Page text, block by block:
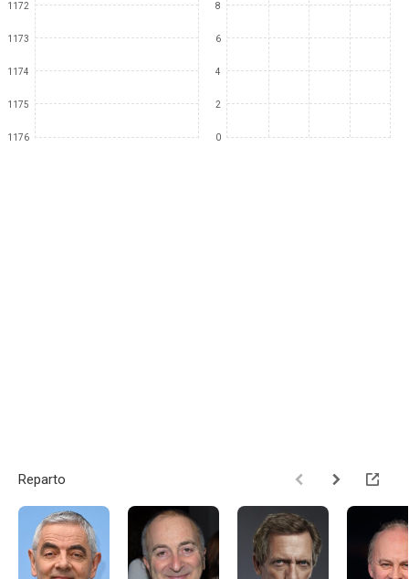
1172
1173
1174
1175
1176
8
6
4
2
0
Reparto